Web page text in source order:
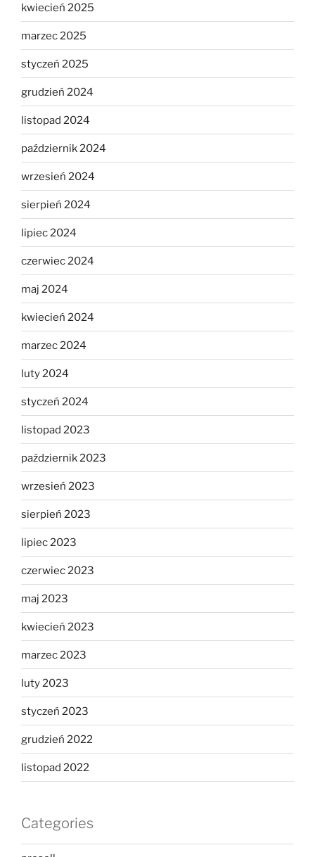
kwiecień 2025
marzec 2025
styczeń 2025
grudzień 2024
listopad 2024
październik 2024
wrzesień 2024
sierpień 2024
lipiec 2024
czerwiec 2024
maj 2024
kwiecień 2024
marzec 2024
luty 2024
styczeń 2024
listopad 2023
październik 2023
wrzesień 2023
sierpień 2023
lipiec 2023
czerwiec 2023
maj 2023
kwiecień 2023
marzec 2023
luty 2023
styczeń 2023
grudzień 2022
listopad 2022
Categories